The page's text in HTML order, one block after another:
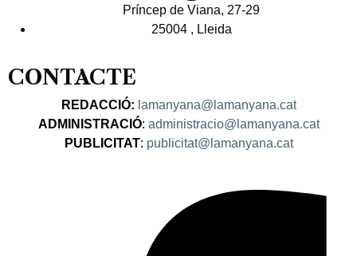
Príncep de Viana, 27-29
25004 , Lleida
CONTACTE
REDACCIÓ: lamanyana@lamanyana.cat
ADMINISTRACIÓ: administracio@lamanyana.cat
PUBLICITAT: publicitat@lamanyana.cat